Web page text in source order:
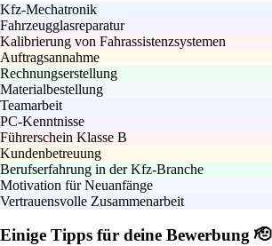
Kfz-Mechatronik
Fahrzeugglasreparatur
Kalibrierung von Fahrassistenzsystemen
Auftragsannahme
Rechnungserstellung
Materialbestellung
Teamarbeit
PC-Kenntnisse
Führerschein Klasse B
Kundenbetreuung
Berufserfahrung in der Kfz-Branche
Motivation für Neuanfänge
Vertrauensvolle Zusammenarbeit
Einige Tipps für deine Bewerbung 🫡